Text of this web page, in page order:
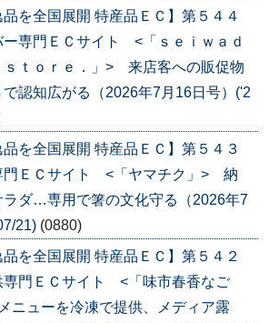
品を全国展開 特産品ＥＣ】第５４４
専門ＥＣサイト <「ｓｅｉｗａｄ
ｓｔｏｒｅ．」> 来店客への販促物
認知広がる（2026年7月16日号）('2
品を全国展開 特産品ＥＣ】第５４３
ＥＣサイト <「ヤマチク」> 納
ラダ…専用で箸の文化守る（2026年7
21) (0880)
品を全国展開 特産品ＥＣ】第５４２
門ＥＣサイト <「味市春香なご
ューを冷凍で提供、メディア露